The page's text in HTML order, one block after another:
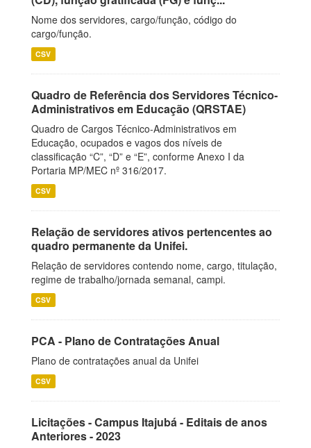
Nome dos servidores, cargo/função, código do
cargo/função.
CSV
Quadro de Referência dos Servidores Técnico-
Administrativos em Educação (QRSTAE)
Quadro de Cargos Técnico-Administrativos em
Educação, ocupados e vagos dos níveis de
classificação “C”, “D” e “E”, conforme Anexo I da
Portaria MP/MEC nº 316/2017.
CSV
Relação de servidores ativos pertencentes ao
quadro permanente da Unifei.
Relação de servidores contendo nome, cargo, titulação,
regime de trabalho/jornada semanal, campi.
CSV
PCA - Plano de Contratações Anual
Plano de contratações anual da Unifei
CSV
Licitações - Campus Itajubá - Editais de anos
Anteriores - 2023